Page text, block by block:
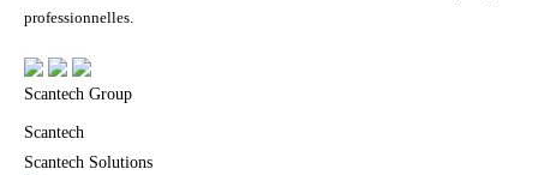
professionnelles.
Scantech Group
Scantech
Scantech Solutions